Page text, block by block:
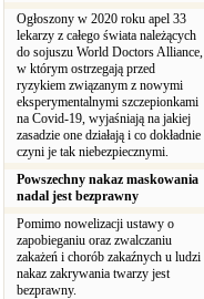
Ogłoszony w 2020 roku apel 33
lekarzy z całego świata należących
do sojuszu World Doctors Alliance,
w którym ostrzegają przed
ryzykiem związanym z nowymi
eksperymentalnymi szczepionkami
na Covid-19, wyjaśniają na jakiej
zasadzie one działają i co dokładnie
czyni je tak niebezpiecznymi.
Powszechny nakaz maskowania
nadal jest bezprawny
Pomimo nowelizacji ustawy o
zapobieganiu oraz zwalczaniu
zakażeń i chorób zakaźnych u ludzi
nakaz zakrywania twarzy jest
bezprawny.